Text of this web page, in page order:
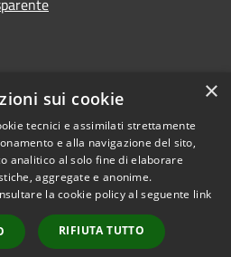
Copyright © 2026 • Comune di
Lumezzane • Powered by
Municipium•
Accesso
redazione
×
sui cookie
tecnici e assimilati strettamente
e alla navigazione del sito,
analitico al solo fine di elaborare
aggregate e anonime.
la cookie policy al seguente link
RIFIUTA TUTTO